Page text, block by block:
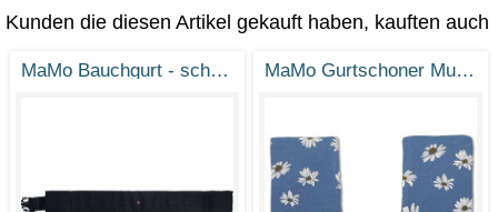
Kunden die diesen Artikel gekauft haben, kauften auch
MaMo Bauchgurt - schwarz MaMo Gurtschoner Musselin Margeriten Blau